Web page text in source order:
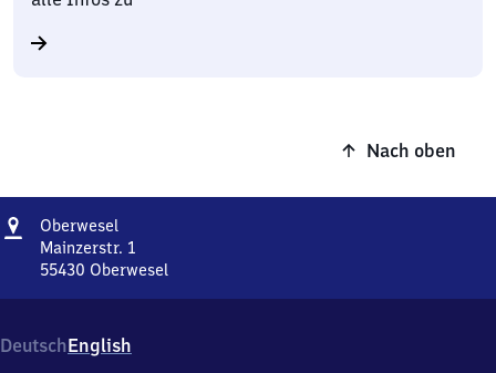
Nach oben
Adresse
Oberwesel
Mainzerstr. 1
55430 Oberwesel
1,
5
DeutschEnglish